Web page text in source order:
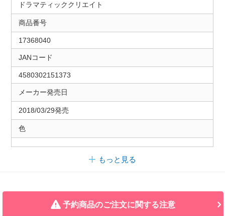
ドラマティッククリエイト
商品番号
17368040
JANコード
4580302151373
メーカー発売日
2018/03/29発売
色
もっと見る
予約商品のご注文に関する注意